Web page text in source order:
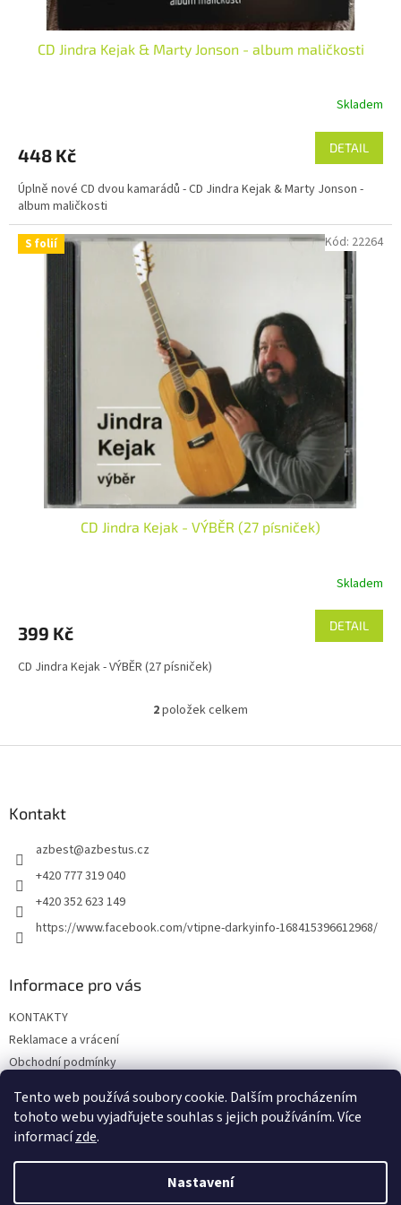
Tento web používá soubory cookie. Dalším procházením
tohoto webu vyjadřujete souhlas s jejich používáním. Více
informacízde.
Nastavení
CD Jindra Kejak & Marty Jonson - album maličkosti
je
z
5
hvězdiček.
Skladem
448 Kč DETAIL
Úplně nové CD dvou kamarádů - CD Jindra Kejak & Marty Jonson -
album maličkosti
S folií
CD Jindra Kejak - VÝBĚR (27 písniček)
je
z
Skladem
399 Kč DETAIL
CD Jindra Kejak - VÝBĚR (27 písniček)
Kód: 22264
O
l
y
v
2položek celkem
Kontakt
azbest@azbestus.cz
+420 777 319 040
+420 352 623 149
https://www.facebook.com/vtipne-darkyinfo-168415396612968/
Informace pro vás
KONTAKTY
Reklamace a vrácení
Obchodní podmínky
Doprava a platba
Vytvořil Shoptet